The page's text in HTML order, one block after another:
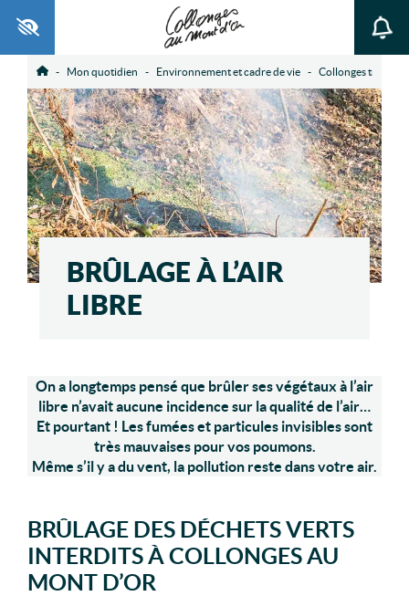
Mon quotidien Environnement et cadre de vie Collonges
BRÛLAGE À L’AIR
LIBRE
On a longtemps pensé que brûler ses végétaux à l’air
libre n’avait aucune incidence sur la qualité de l’air…
Et pourtant ! Les fumées et particules invisibles sont
très mauvaises pour vos poumons.
Même s’il y a du vent, la pollution reste dans votre air.
BRÛLAGE DES DÉCHETS VERTS
INTERDITS À COLLONGES AU
MONT D’OR
Ouvrir la barre d’outils